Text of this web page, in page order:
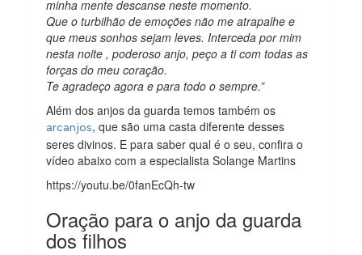
minha mente descanse neste momento.
Que o turbilhão de emoções não me atrapalhe e
que meus sonhos sejam leves. Interceda por mim
nesta noite , poderoso anjo, peço a ti com todas as
forças do meu coração.
Te agradeço agora e para todo o sempre.”
Além dos anjos da guarda temos também os
arcanjos, que são uma casta diferente desses
seres divinos. E para saber qual é o seu, confira o
vídeo abaixo com a especialista Solange Martins
https://youtu.be/0fanEcQh-tw
Oração para o anjo da guarda
dos filhos